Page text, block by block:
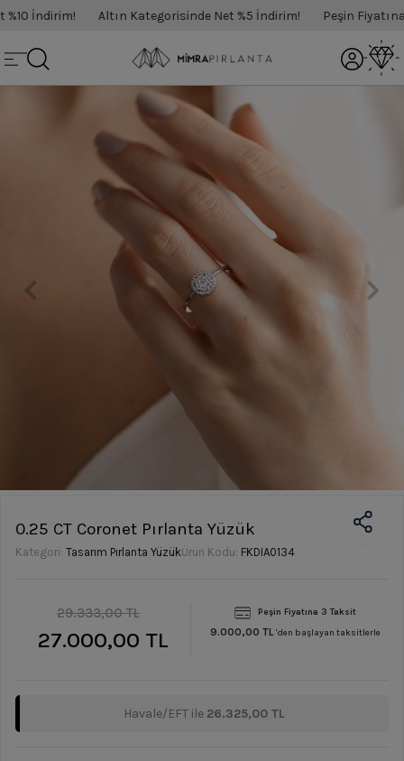
İndirim! Altın Kategorisinde Net %5 İndirim! Peşin Fiyatına
0.25 CT Coronet Pırlanta Yüzük
Kategori: Tasarım Pırlanta YüzükÜrün Kodu: FKDIA0134
29.333,00 TL
27.000,00 TL
Peşin Fiyatına 3 Taksit
9.000,00 TL'den başlayan taksitlerle
Havale/EFT ile 26.325,00 TL